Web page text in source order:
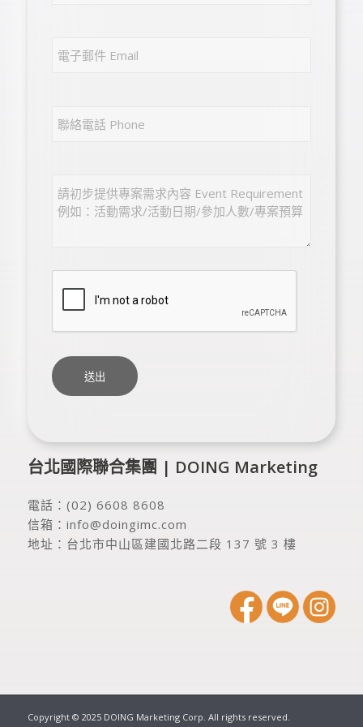
台北國際聯合集團 | DOING Marketing
電話： (02) 6608 8608
信箱： info@doingimc.com
地址： 台北市中山區建國北路二段 137 號 3 樓
Copyright © 2025 DOING Marketing Corp. All rights reserved.